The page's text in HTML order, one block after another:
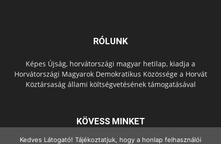
RÓLUNK
Képes Újság, horvátországi magyar hetilap, kiadja a
Horvátországi Magyarok Demokratikus Közössége a Horvát
Köztársaság állami költségvetésének támogatásával
KÖVESS MINKET
Kedves Látogató! Tájékoztatjuk, hogy a honlap felhasználói